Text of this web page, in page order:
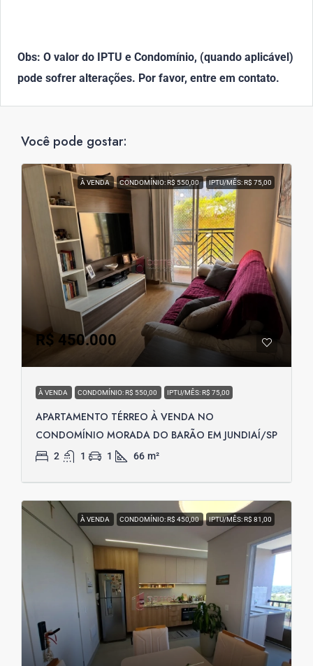
Obs: O valor do IPTU e Condomínio, (quando aplicável)
pode sofrer alterações. Por favor, entre em contato.
Você pode gostar:
À VENDA CONDOMÍNIO: R$ 550,00 IPTU/MÊS: R$ 75,00
R$ 450.000
À VENDA CONDOMÍNIO: R$ 550,00 IPTU/MÊS: R$ 75,00
APARTAMENTO TÉRREO À VENDA NO
CONDOMÍNIO MORADA DO BARÃO EM JUNDIAÍ/SP
2 1 1 66 m²
À VENDA CONDOMÍNIO: R$ 450,00 IPTU/MÊS: R$ 81,00